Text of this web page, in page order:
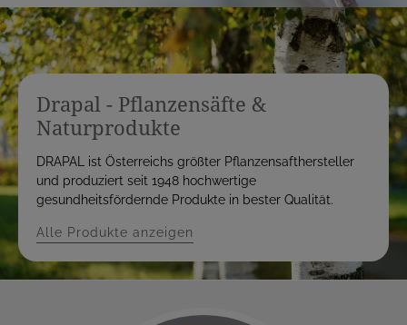
Drapal - Pflanzensäfte &
Naturprodukte
DRAPAL ist Österreichs größter Pflanzensafthersteller
und produziert seit 1948 hochwertige
gesundheitsfördernde Produkte in bester Qualität.
Alle Produkte anzeigen